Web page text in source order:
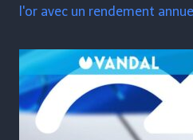
l'or avec un rendement